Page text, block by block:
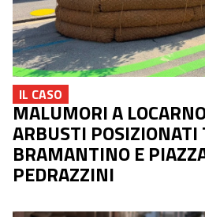
IL CASO
MALUMORI A
ARBUSTI POSIZIONATI
BRAMANTINO E
PEDRAZZINI